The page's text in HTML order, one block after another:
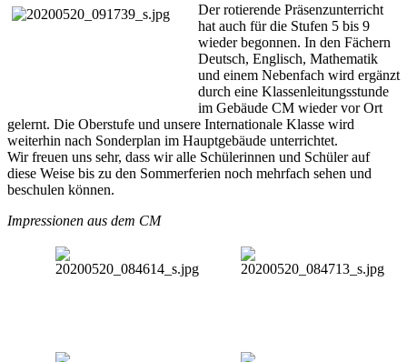
Der rotierende Präsenzunterricht
hat auch für die Stufen 5 bis 9
wieder begonnen. In den Fächern
Deutsch, Englisch, Mathematik
und einem Nebenfach wird ergänzt
durch eine Klassenleitungsstunde
im Gebäude CM wieder vor Ort
gelernt. Die Oberstufe und unsere Internationale Klasse wird
weiterhin nach Sonderplan im Hauptgebäude unterrichtet.
Wir freuen uns sehr, dass wir alle Schülerinnen und Schüler auf
diese Weise bis zu den Sommerferien noch mehrfach sehen und
beschulen können.
Impressionen aus dem CM